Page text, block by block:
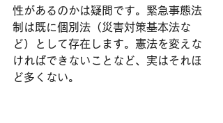
性があるのかは疑問です。緊急事態法
制は既に個別法（災害対策基本法な
ど）として存在します。憲法を変えな
ければできないことなど、実はそれほ
ど多くない。